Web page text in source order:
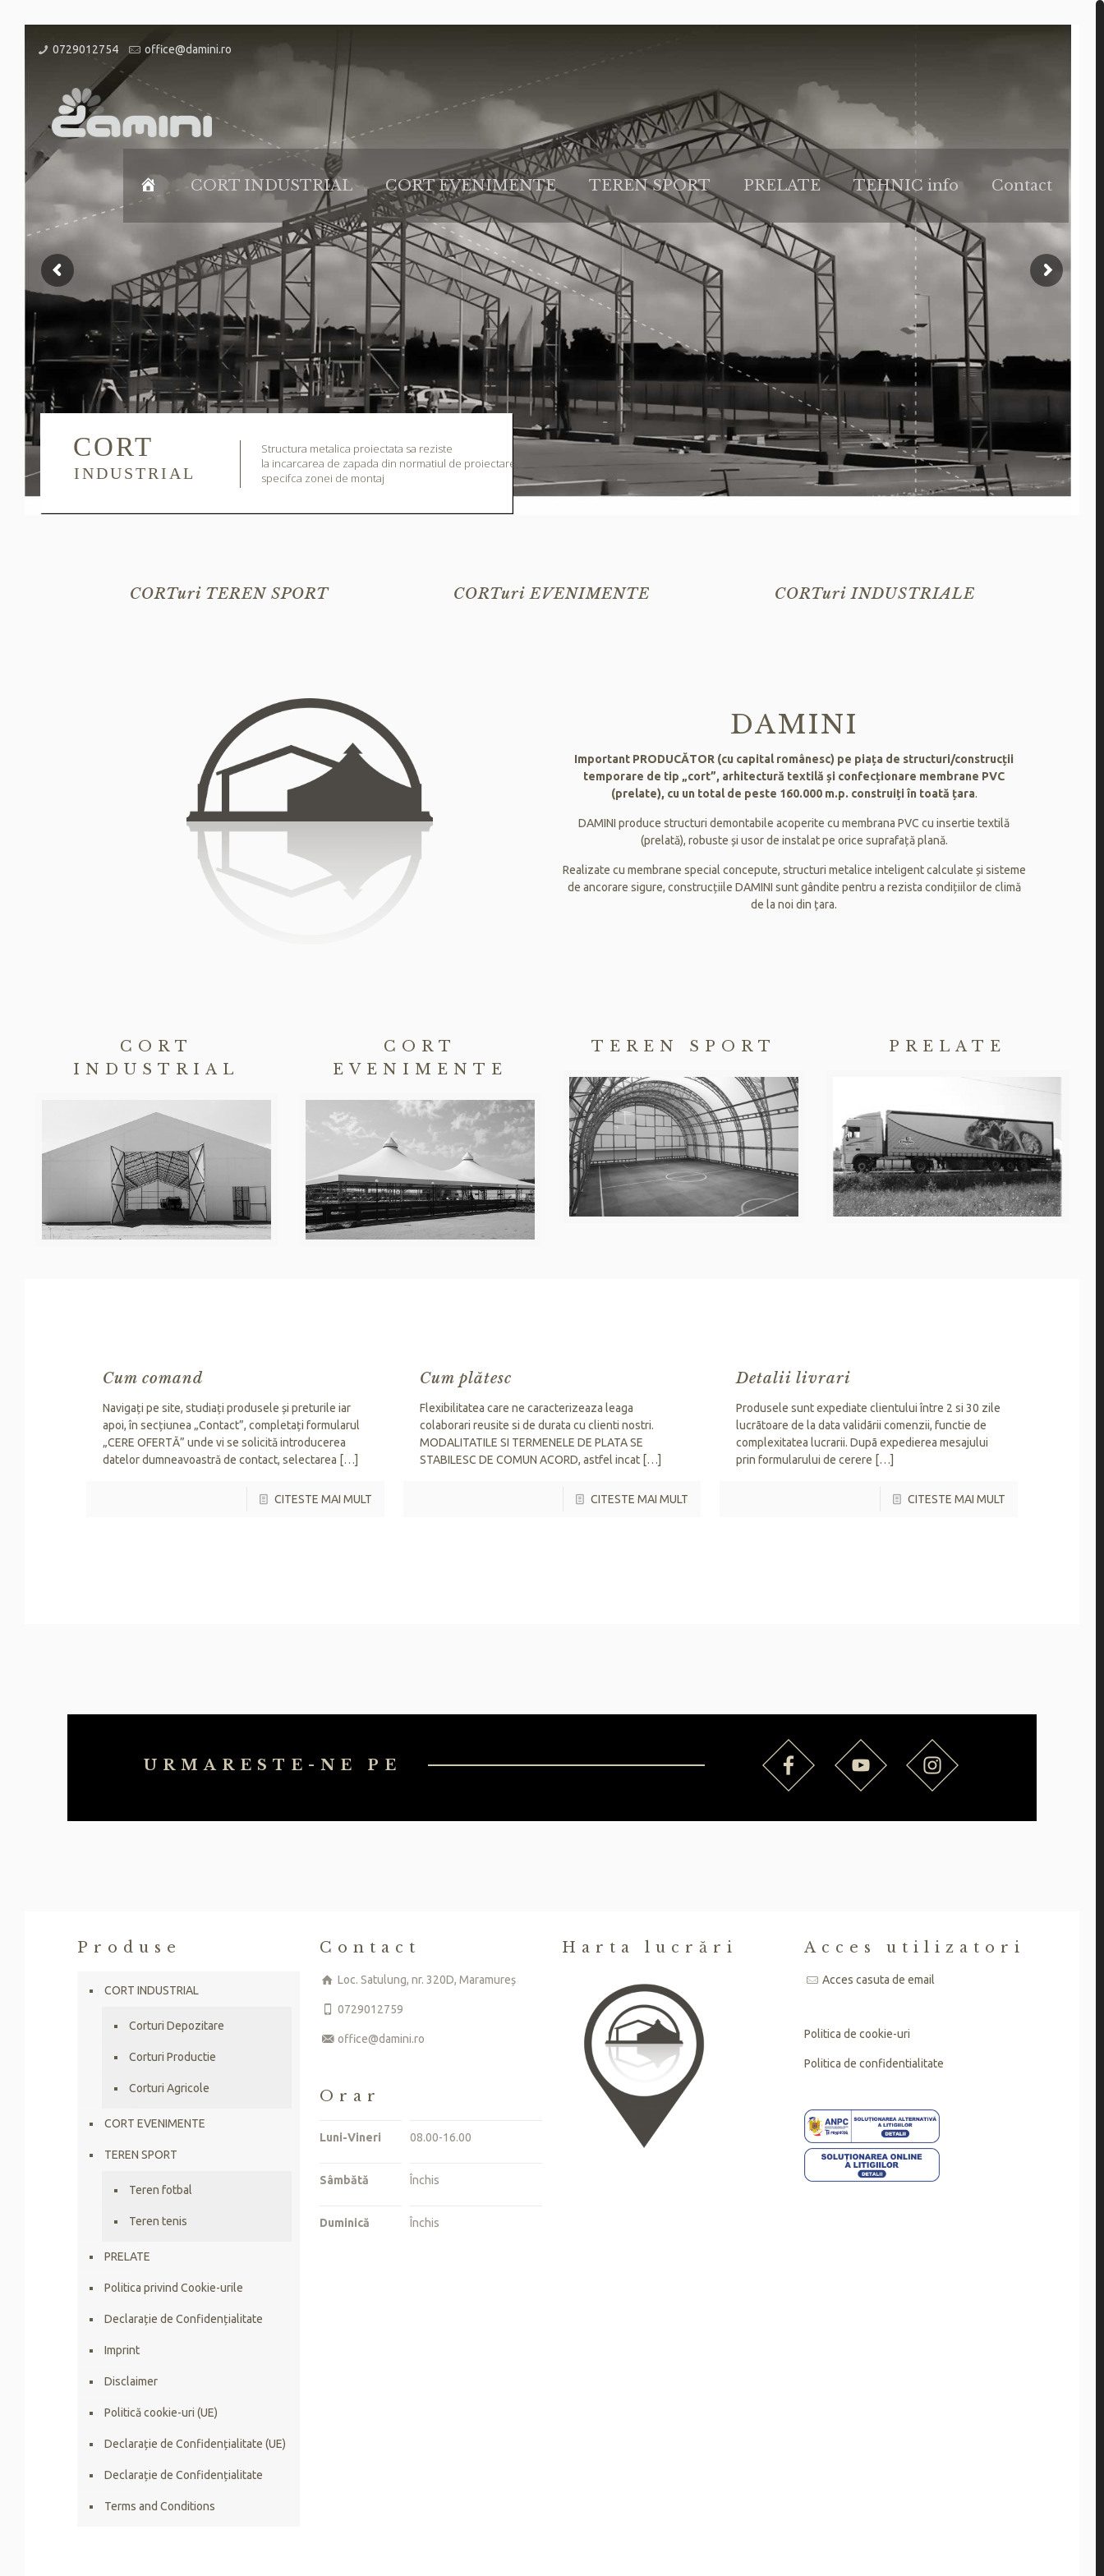
0729012754 office@damini.ro
HomeCORT INDUSTRIAL CORT EVENIMENTE TEREN SPORT PRELATE TEHNIC info Contact
Structura metalica proiectata sa reziste
la incarcarea de zapada din normatiul de proiectare,
specifca zonei de montaj
INDUSTRIAL
CORT
CORTuri TEREN SPORT CORTuri EVENIMENTE CORTuri INDUSTRIALE
DAMINI
Important PRODUCĂTOR (cu capital românesc) pe piața de structuri/construcții
temporare de tip „cort”, arhitectură textilă și confecționare membrane PVC
(prelate), cu un total de peste 160.000 m.p. construiți în toată țara.
DAMINI produce structuri demontabile acoperite cu membrana PVC cu insertie textilă
(prelată), robuste și usor de instalat pe orice suprafață plană.
Realizate cu membrane special concepute, structuri metalice inteligent calculate și sisteme
de ancorare sigure, construcțiile DAMINI sunt gândite pentru a rezista condițiilor de climă
de la noi din țara.
CORT
INDUSTRIAL
CORT
EVENIMENTE
TEREN SPORT PRELATE
Cum comand
Navigați pe site, studiați produsele și preturile iar
apoi, în secțiunea „Contact”, completați formularul
„CERE OFERTĂ” unde vi se solicită introducerea
datelor dumneavoastră de contact, selectarea […]
CITESTE MAI MULT
Cum plătesc
Flexibilitatea care ne caracterizeaza leaga
colaborari reusite si de durata cu clienti nostri.
MODALITATILE SI TERMENELE DE PLATA SE
STABILESC DE COMUN ACORD, astfel incat[…]
CITESTE MAI MULT
Detalii livrari
Produsele sunt expediate clientului între 2 si 30 zile
lucrãtoare de la data validãrii comenzii, functie de
complexitatea lucrarii. Dupã expedierea mesajului
prin formularului de cerere […]
CITESTE MAI MULT
URMARESTE-NE PE
Produse
CORT INDUSTRIAL
Corturi Depozitare
Corturi Productie
Corturi Agricole
CORT EVENIMENTE
TEREN SPORT
Teren fotbal
Teren tenis
PRELATE
Politica privind Cookie-urile
Declarație de Confidențialitate
Imprint
Disclaimer
Politică cookie-uri (UE)
Declarație de Confidențialitate (UE)
Declarație de Confidențialitate
Terms and Conditions
Contact
Loc. Satulung, nr. 320D, Maramureș
0729012759
office@damini.ro
Orar
Luni-Vineri 08.00-16.00
Sâmbătă Închis
Duminică Închis
Harta lucrări Acces utilizatori
Acces casuta de email
Politica de cookie-uri
Politica de confidentialitate